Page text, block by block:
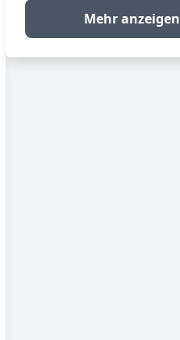
Mehr anzeigen